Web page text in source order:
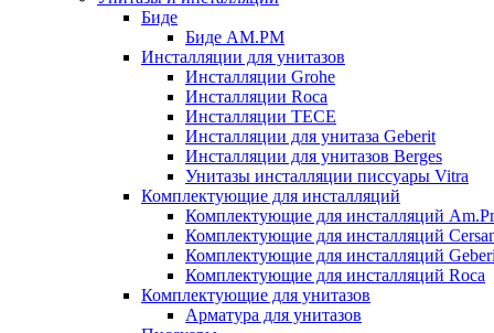
Биде
Биде AM.PM
Инсталляции для унитазов
Инсталляции Grohe
Инсталляции Roca
Инсталляции TECE
Инсталляции для унитаза Geberit
Инсталляции для унитазов Berges
Унитазы инсталляции писсуары Vitra
Комплектующие для инсталляций
Комплектующие для инсталляций
Комплектующие для инсталляций
Комплектующие для инсталляций
Комплектующие для инсталляций Roca
Комплектующие для унитазов
Арматура для унитазов